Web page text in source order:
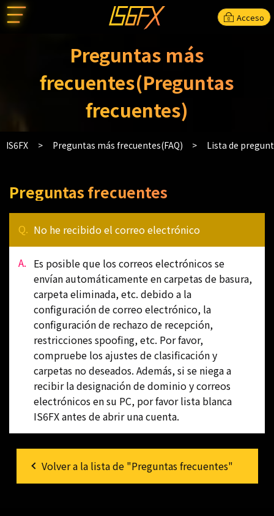
Acceso
Preguntas más
frecuentes(Preguntas
frecuentes)
IS6FX Preguntas más frecuentes(FAQ) Lista de
Preguntas frecuentes
No he recibido el correo electrónico
Es posible que los correos electrónicos se
envían automáticamente en carpetas de basura,
carpeta eliminada, etc. debido a la
configuración de correo electrónico, la
configuración de rechazo de recepción,
restricciones spoofing, etc. Por favor,
compruebe los ajustes de clasificación y
carpetas no deseados. Además, si se niega a
recibir la designación de dominio y correos
electrónicos en su PC, por favor lista blanca
IS6FX antes de abrir una cuenta.
Volver a la lista de "Preguntas frecuentes"